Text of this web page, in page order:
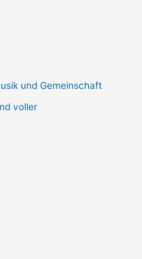
und Gemeinschaft
voller